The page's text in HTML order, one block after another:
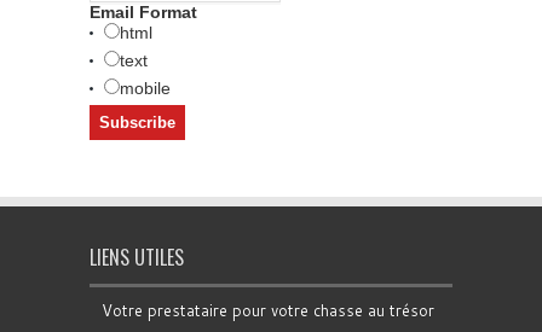
Email Format
html
text
mobile
LIENS UTILES
Votre prestataire pour votre chasse au trésor